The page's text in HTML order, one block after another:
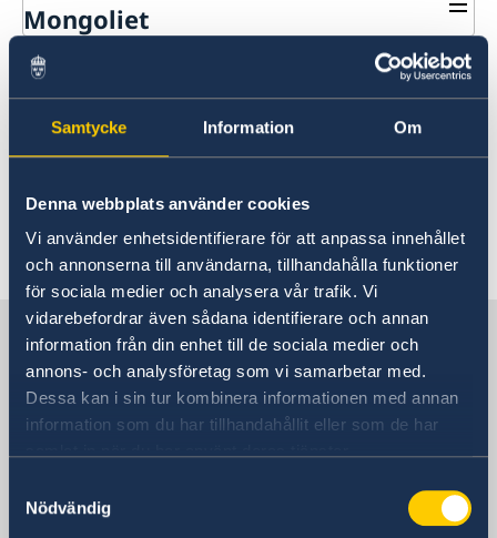
Samtycke Information Om
Denna webbplats använder cookies
Vi använder enhetsidentifierare för att anpassa innehållet
och annonserna till användarna, tillhandahålla funktioner
för sociala medier och analysera vår trafik. Vi
vidarebefordrar även sådana identifierare och annan
information från din enhet till de sociala medier och
annons- och analysföretag som vi samarbetar med.
Dessa kan i sin tur kombinera informationen med annan
information som du har tillhandahållit eller som de har
Nödvändig
Mongoliet
Rösta i Mongoliet
Hjälp till svenskar i Mongoliet
Rösta i Mongoliet
Pass utomlands
Legaliseringar
Hjälp kring medborgarskap
Akut hjälp
Reseinformation
Ambassadens reseinformation
Aktuella händelser
Allmänna säkerhetsläget
Terrorism
Naturförhållanden och katastrofer
In- och utresebestämmelser
Hälso- och sjukvård
Lokala lagar och sedvänjor
Trafiksäkerhet
Kriminalitet och personlig säkerhet
Resa i landet
Lagen om konsulära katastrofinsatser
UD och ambassadernas krisberedskap
Övriga upplysningar
Terrorism
Terrorhandlingar är mycket ovanliga. Det finns
inget hot, men var uppmärksam på offentliga
platser.
Senast uppdaterad 03 aug. 2026, 08.53
Sverige i Mongoliet
Sveriges ambassad